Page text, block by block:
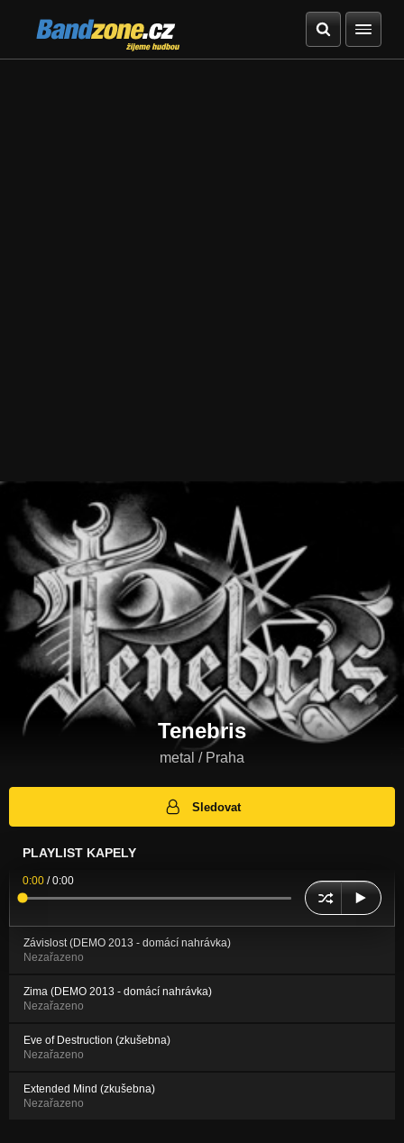
Bandzone.cz
žijeme hudbou
Tenebris
metal / Praha
Sledovat
PLAYLIST KAPELY
0:00 /0:00
Závislost (DEMO 2013 - domácí nahrávka)
Nezařazeno
Zima (DEMO 2013 - domácí nahrávka)
Nezařazeno
Eve of Destruction (zkušebna)
Nezařazeno
Extended Mind (zkušebna)
Nezařazeno